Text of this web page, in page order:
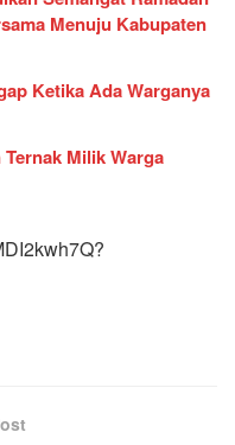
Menuju Kabupaten
Ketika Ada Warganya
Milik Warga